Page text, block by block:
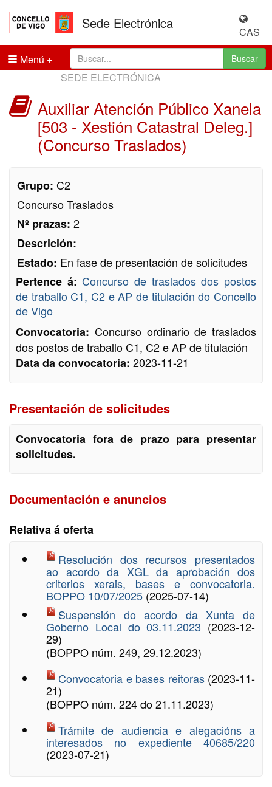
Sede Electrónica
CAS
Menú
Buscar
SEDE ELECTRÓNICA
Auxiliar Atención Público Xanela
[503 - Xestión Catastral Deleg.]
(Concurso Traslados)
Grupo: C2
Concurso Traslados
Nº prazas: 2
Descrición:
Estado: En fase de presentación de solicitudes
Pertence á: Concurso de traslados dos postos
de traballo C1, C2 e AP de titulación do Concello
de Vigo
Convocatoria: Concurso ordinario de traslados
dos postos de traballo C1, C2 e AP de titulación
Data da convocatoria: 2023-11-21
Presentación de solicitudes
Convocatoria fora de prazo para presentar
solicitudes.
Documentación e anuncios
Relativa á oferta
Resolución dos recursos presentados
ao acordo da XGL da aprobación dos
criterios xerais, bases e convocatoria.
BOPPO 10/07/2025 (2025-07-14)
Suspensión do acordo da Xunta de
Goberno Local do 03.11.2023 (2023-12-
29)
(BOPPO núm. 249, 29.12.2023)
Convocatoria e bases reitoras (2023-11-
21)
(BOPPO núm. 224 do 21.11.2023)
Trámite de audiencia e alegacións a
interesados no expediente 40685/220
(2023-07-21)